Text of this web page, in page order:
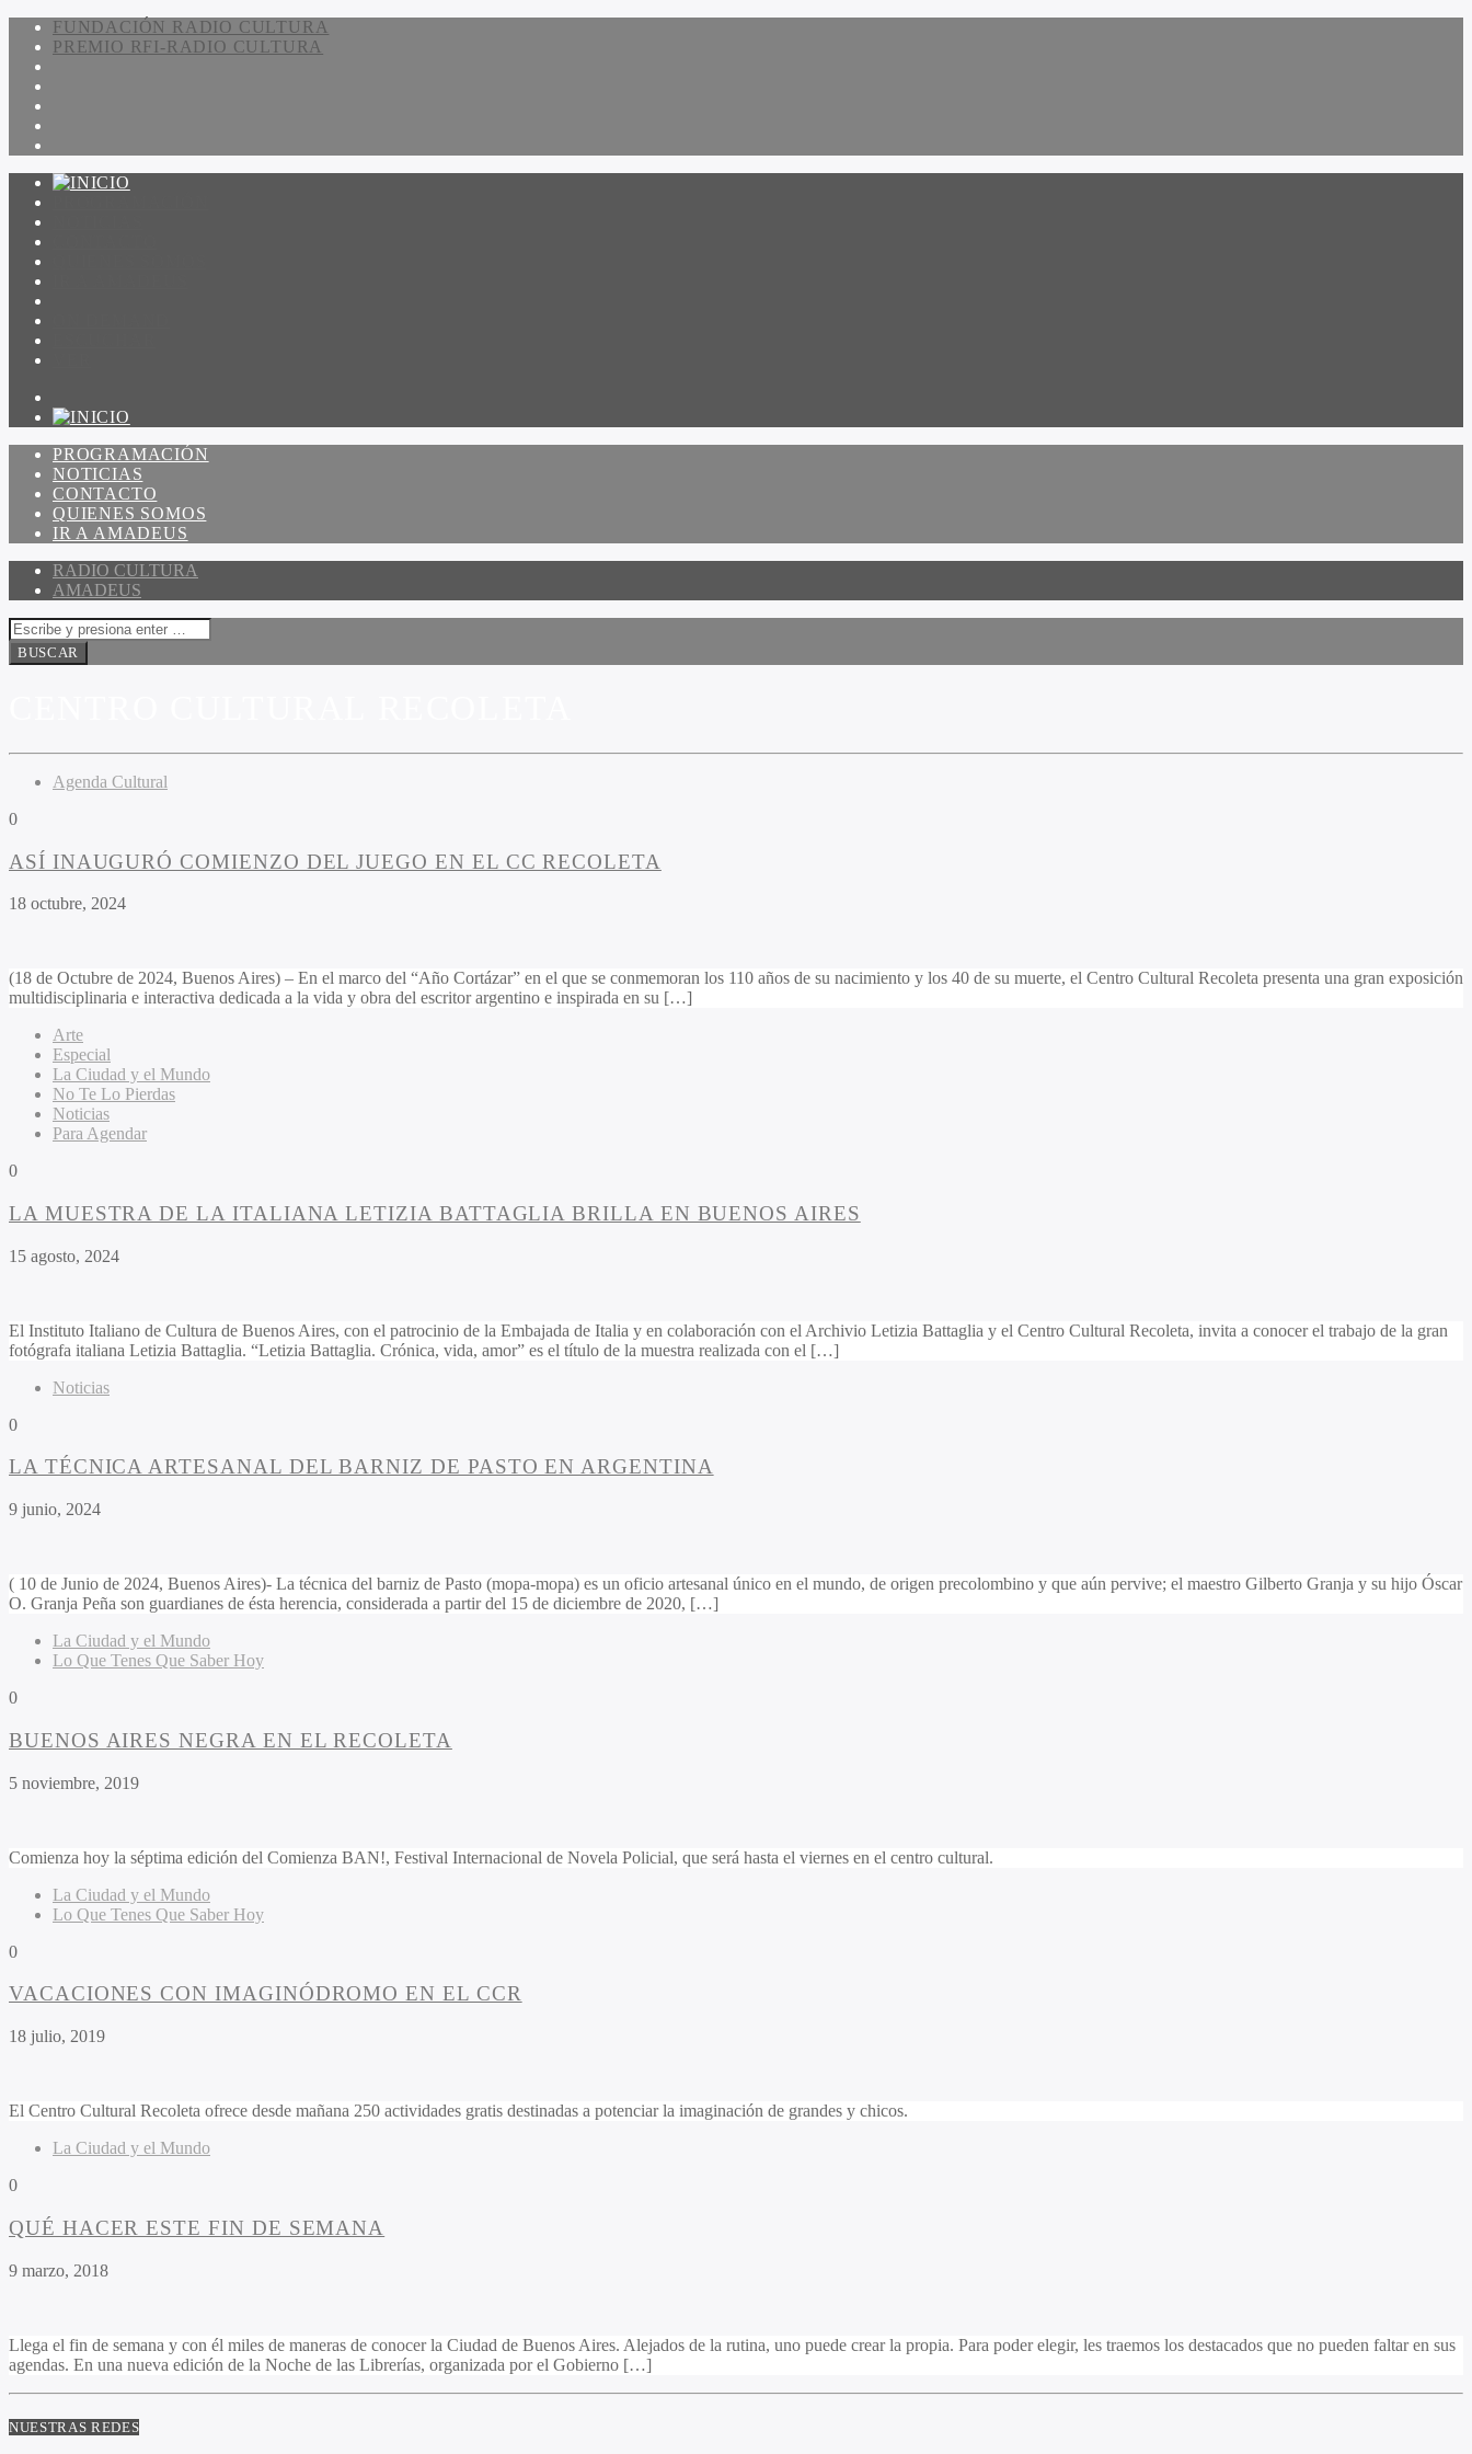
FUNDACIÓN RADIO CULTURA
PREMIO RFI-RADIO CULTURA
PROGRAMACIÓN
NOTICIAS
CONTACTO
QUIENES SOMOS
IR A AMADEUS
RADIO CULTURA
AMADEUS
Agenda Cultural
0
ASÍ INAUGURÓ COMIENZO DEL JUEGO EN EL CC RECOLETA
18 octubre, 2024
(18 de Octubre de 2024, Buenos Aires) – En el marco del “Año Cortázar” en el que se conmemoran los 110 años de su nacimiento y los 40 de su muerte, el Centro Cultural Recoleta presenta una gran exposición
multidisciplinaria e interactiva dedicada a la vida y obra del escritor argentino e inspirada en su […]
Arte
Especial
La Ciudad y el Mundo
No Te Lo Pierdas
Noticias
Para Agendar
0
LA MUESTRA DE LA ITALIANA LETIZIA BATTAGLIA BRILLA EN BUENOS AIRES
15 agosto, 2024
El Instituto Italiano de Cultura de Buenos Aires, con el patrocinio de la Embajada de Italia y en colaboración con el Archivio Letizia Battaglia y el Centro Cultural Recoleta, invita a conocer el trabajo de la gran
fotógrafa italiana Letizia Battaglia. “Letizia Battaglia. Crónica, vida, amor” es el título de la muestra realizada con el […]
Noticias
0
LA TÉCNICA ARTESANAL DEL BARNIZ DE PASTO EN ARGENTINA
9 junio, 2024
( 10 de Junio de 2024, Buenos Aires)- La técnica del barniz de Pasto (mopa-mopa) es un oficio artesanal único en el mundo, de origen precolombino y que aún pervive; el maestro Gilberto Granja y su hijo Óscar
O. Granja Peña son guardianes de ésta herencia, considerada a partir del 15 de diciembre de 2020, […]
La Ciudad y el Mundo
Lo Que Tenes Que Saber Hoy
0
BUENOS AIRES NEGRA EN EL RECOLETA
5 noviembre, 2019
Comienza hoy la séptima edición del Comienza BAN!, Festival Internacional de Novela Policial, que será hasta el viernes en el centro cultural.
La Ciudad y el Mundo
Lo Que Tenes Que Saber Hoy
0
VACACIONES CON IMAGINÓDROMO EN EL CCR
18 julio, 2019
El Centro Cultural Recoleta ofrece desde mañana 250 actividades gratis destinadas a potenciar la imaginación de grandes y chicos.
La Ciudad y el Mundo
0
QUÉ HACER ESTE FIN DE SEMANA
9 marzo, 2018
Llega el fin de semana y con él miles de maneras de conocer la Ciudad de Buenos Aires. Alejados de la rutina, uno puede crear la propia. Para poder elegir, les traemos los destacados que no pueden faltar en sus
agendas. En una nueva edición de la Noche de las Librerías, organizada por el Gobierno […]
NUESTRAS REDES